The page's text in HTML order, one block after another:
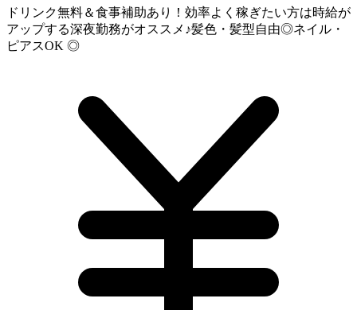
ドリンク無料＆食事補助あり！効率よく稼ぎたい方は時給が
アップする深夜勤務がオススメ♪髪色・髪型自由◎ネイル・
ピアスOK ◎